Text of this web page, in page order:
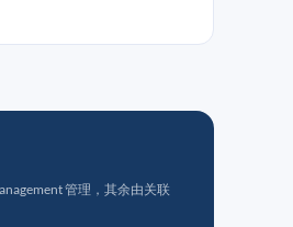
管理，其余由关联